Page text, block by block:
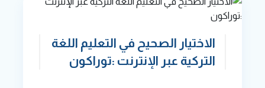
الاختيار الصحيح في التعليم اللغة
التركية عبر الإنترنت :توراكون